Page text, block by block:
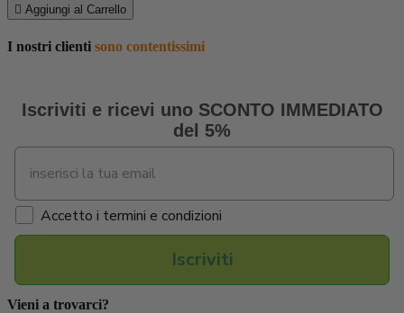
 Aggiungi al Carrello
I nostri clienti sono contentissimi
Iscriviti e ricevi uno SCONTO IMMEDIATO
del 5%
Accetto i termini e condizioni
Iscriviti
Vieni a trovarci?